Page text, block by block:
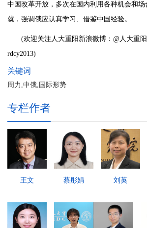
中国改革开放，多次在国内利用各种机会和
就，强调俄应认真学习、借鉴中国经验。
(欢迎关注人大重阳新浪微博：@人大重
rdcy2013)
关键词
周力,中俄,国际形势
专栏作者
王文 蔡彤娟 刘英